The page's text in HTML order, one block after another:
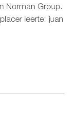
Norman Group.
leerte: juan